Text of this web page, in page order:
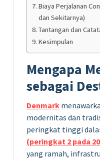
Biaya Perjalanan
dan Sekitarnya)
Tantangan dan
Kesimpulan
Mengapa
sebagai
Denmark
modernitas dan
peringkat tinggi
(peringkat 2 pada
yang ramah,